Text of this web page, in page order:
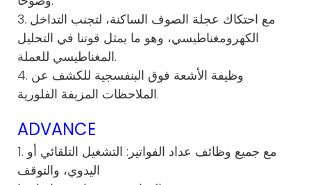
3. مع احتكاك عجلة الصوف الساكنة، لتجنب التداخل
الكهرومغناطيسي، وهو ما يمثل قوتنا في التحليل
المغناطيسي للعملة.
4. وظيفة الأشعة فوق البنفسجية للكشف عن
الملاحظات المزيفة الفلورية.
ADVANCE
1. مع جميع وظائف عداد الفواتير: التشغيل التلقائي أو
اليدوي، والتوقف